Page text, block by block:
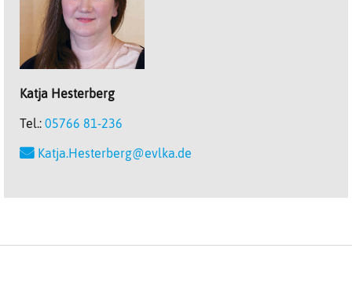
Katja Hesterberg
Tel.: 05766 81-236
Katja.Hesterberg@evlka.de